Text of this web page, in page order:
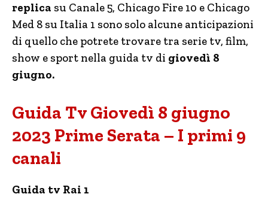
replica su Canale 5, Chicago Fire 10 e Chicago
Med 8 su Italia 1 sono solo alcune anticipazioni
di quello che potrete trovare tra serie tv, film,
show e sport nella guida tv di giovedì 8
giugno.
Guida Tv Giovedì 8 giugno
2023 Prime Serata – I primi 9
canali
Guida tv Rai 1